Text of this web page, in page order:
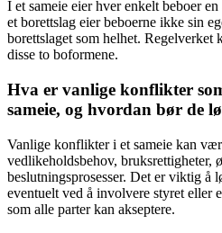
I et sameie eier hver enkelt beboer
et borettslag eier beboerne ikke sin
borettslaget som helhet. Regelverket
disse to boformene.
Hva er vanlige konflikter
sameie, og hvordan bør de
Vanlige konflikter i et sameie kan
vedlikeholdsbehov, bruksrettigheter,
beslutningsprosesser. Det er viktig å
eventuelt ved å involvere styret eller
som alle parter kan akseptere.